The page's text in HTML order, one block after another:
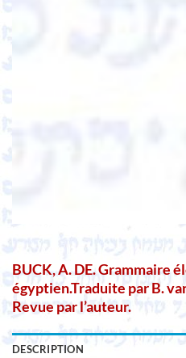
BUCK, A. DE. Grammaire
égyptien.Traduite par B.
Revue par l’auteur.
DESCRIPTION